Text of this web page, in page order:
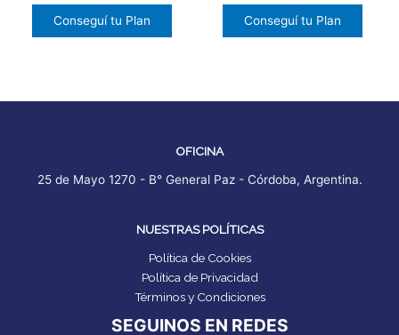
Conseguí tu Plan Conseguí tu Plan
OFICINA
25 de Mayo 1270 - B° General Paz - Córdoba, Argentina.
NUESTRAS POLÍTICAS
Política de Cookies
Política de Privacidad
Términos y Condiciones
SEGUINOS EN REDES